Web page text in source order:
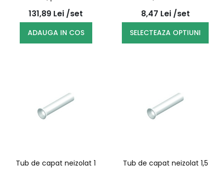
mmp, set 100 bucati
131,89 Lei /set
ADAUGA IN COS
8,47 Lei /set
SELECTEAZA OPTIUNI
Tub de capat neizolat 1
Tub de capat neizolat 1,5